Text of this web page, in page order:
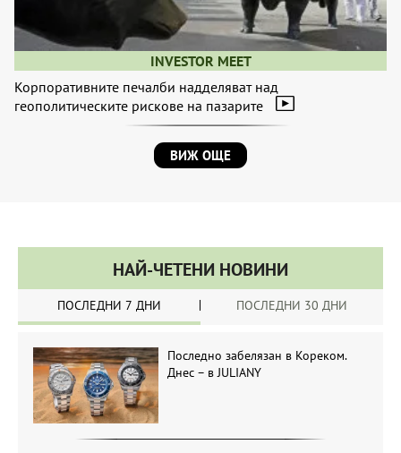
INVESTOR MEET
Корпоративните печалби надделяват над
геополитическите рискове на пазарите
ВИЖ ОЩЕ
НАЙ-ЧЕТЕНИ НОВИНИ
ПОСЛЕДНИ 7 ДНИ ПОСЛЕДНИ 30 ДНИ
Последно забелязан в Кореком.
Днес – в JULIANY